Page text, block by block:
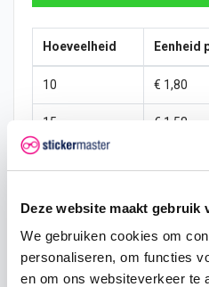
Deze website maakt gebruik
We gebruiken cookies om
personaliseren, om functies
en om ons websiteverkeer te
Hoeveelheid Eenheid
10 € 1,80
15 € 1,58
100 € 1,24
€ 1,13